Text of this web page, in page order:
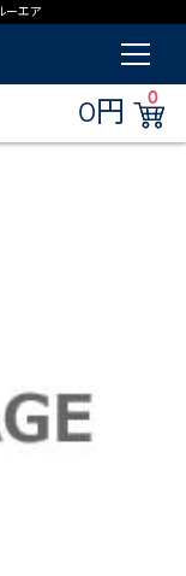
ーエア
0円
0